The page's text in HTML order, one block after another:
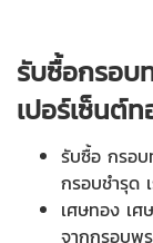
รับซื้อกรอบ
เปอร์เซ็นต์
รับซื้อ กรอ
กรอบชำรุด
เศษทอง เศ
จากกรอบพร